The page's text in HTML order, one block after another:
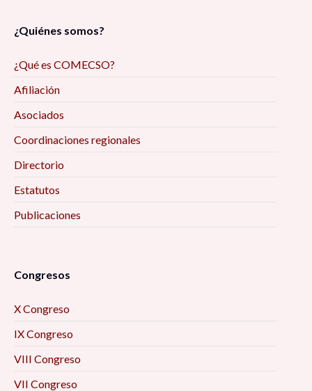
¿Quiénes somos?
¿Qué es COMECSO?
Afiliación
Asociados
Coordinaciones regionales
Directorio
Estatutos
Publicaciones
Congresos
X Congreso
IX Congreso
VIII Congreso
VII Congreso